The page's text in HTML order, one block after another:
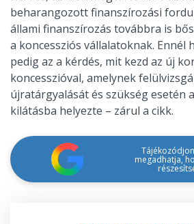
beharangozott finanszírozási
állami finanszírozás továbbra is
a koncessziós vállalatoknak. Ennél
pedig az a kérdés, mit kezd az új
koncesszióval, amelynek
újratárgyalását és szükség esetén
kilátásba helyezte – zárul a cikk.
megadhatja,